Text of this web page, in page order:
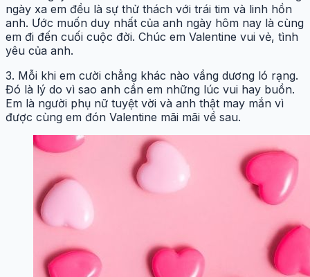
ngày xa em đều là sự thử thách với trái tim và linh hồn
anh. Ước muốn duy nhất của anh ngày hôm nay là cùng
em đi đến cuối cuộc đời. Chúc em Valentine vui vẻ, tình
yêu của anh.
3. Mỗi khi em cười chẳng khác nào vầng dương ló rạng.
Đó là lý do vì sao anh cần em những lúc vui hay buồn.
Em là người phụ nữ tuyệt vời và anh thật may mắn vì
được cùng em đón Valentine mãi mãi về sau.